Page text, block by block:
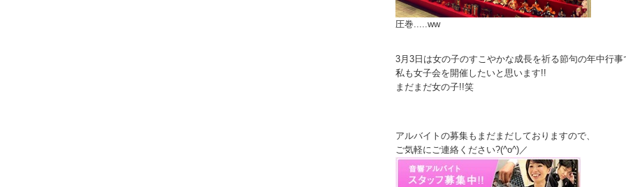
圧巻.....ww
3月3日は女の子のすこやかな成長を祈る節句の年中行事
私も女子会を開催したいと思います!!
まだまだ女の子!!笑
アルバイトの募集もまだまだしておりますので、
ご気軽にご連絡ください?(^o^)／